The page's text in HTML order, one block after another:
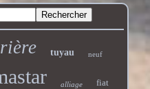
tuyau neuf
alliage fiat